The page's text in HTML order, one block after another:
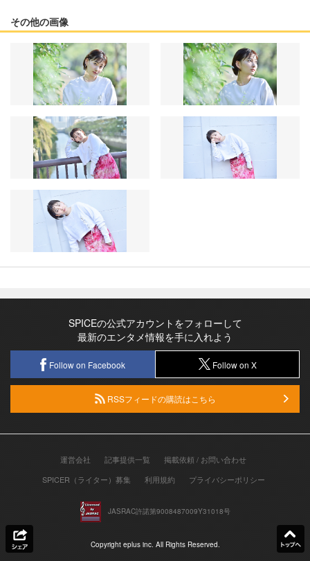
その他の画像
SPICEの公式アカウントをフォローして
最新のエンタメ情報を手に入れよう
Follow on Facebook Follow on X
RSSフィードの購読はこちら
運営会社 記事提供一覧
掲載依頼 / お問い合わせ
SPICER（ライター）募集
利用規約 プライバシーポリシー
JASRAC許諾第9008487009Y31018号
Copyright eplus inc. All Rights Reserved.